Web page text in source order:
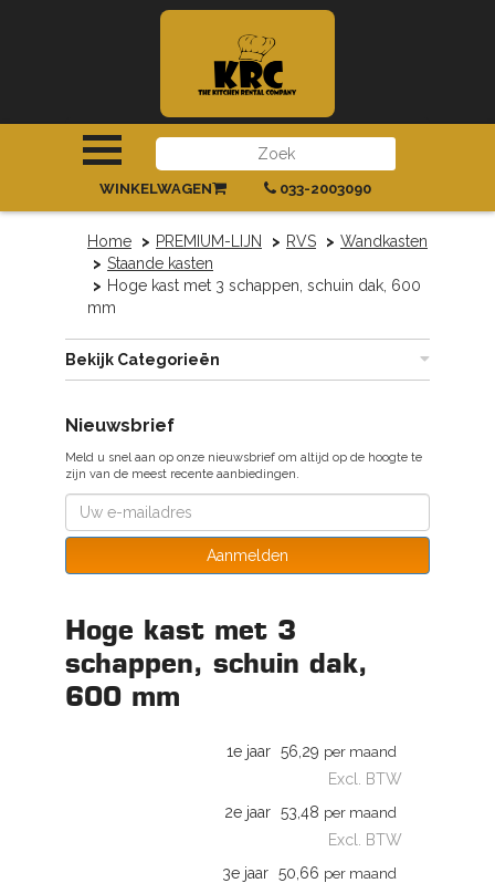
INLOGGEN|REGISTREREN
033-2003090
WINKELWAGEN
Home PREMIUM-LIJN RVS
Wandkasten
Staande kasten
Hoge kast met 3 schappen, schuin dak, 600
mm
Bekijk Categorieën
Nieuwsbrief
Meld u snel aan op onze nieuwsbrief om altijd op de hoogte te
zijn van de meest recente aanbiedingen.
Aanmelden
Hoge kast met 3
schappen, schuin dak,
600 mm
1e jaar 56,29 per maand
Excl. BTW
2e jaar 53,48 per maand
Excl. BTW
3e jaar 50,66 per maand